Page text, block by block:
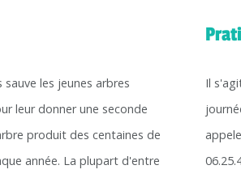
sauve les jeunes arbres
leur donner une seconde
produit des centaines de
année. La plupart d'entre
Il